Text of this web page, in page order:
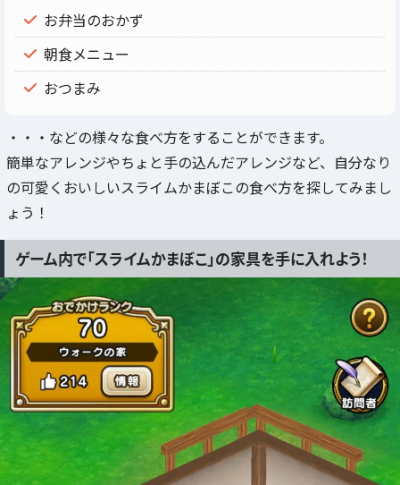
お弁当のおかず
朝食メニュー
おつまみ
・・・などの様々な食べ方をすることができます。
簡単なアレンジやちょと手の込んだアレンジなど、自分なり
の可愛くおいしいスライムかまぼこの食べ方を探してみまし
ょう！
ゲーム内で「スライムかまぼこ」の家具を手に入れよう！